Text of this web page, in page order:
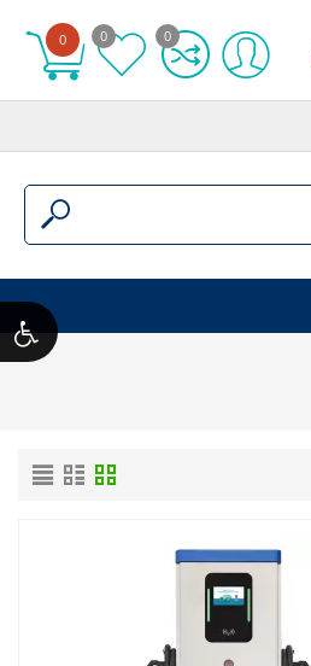
0 0
0